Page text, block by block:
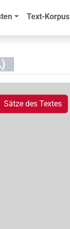
Text-Korpus
Sätze des Textes